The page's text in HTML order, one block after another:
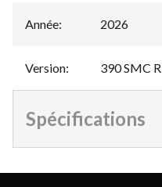
Année: 2026
Version: 390 SMC R
Spécifications